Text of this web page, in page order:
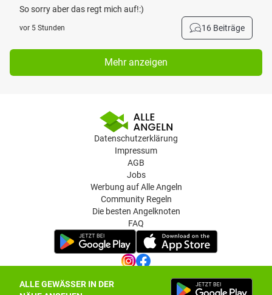
ALLE GEWÄSSER IN DER
So sorry aber das regt mich auf!:)
vor 5 Stunden 16 Beiträge
Mehr anzeigen
Datenschutzerklärung
Impressum
AGB
Jobs
Werbung auf Alle Angeln
Community Regeln
Die besten Angelknoten
FAQ
Datenschutz-Einstellungen